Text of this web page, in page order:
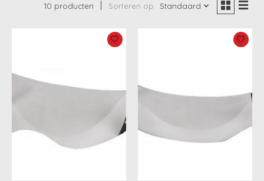
10 producten Sorteren op Standaard